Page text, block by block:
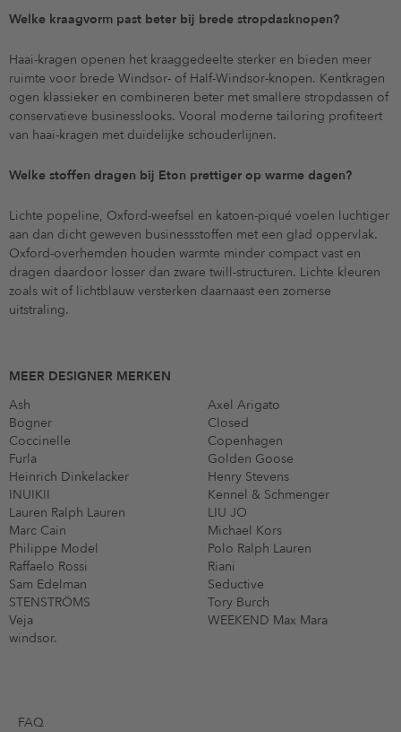
Welke kraagvorm past beter bij brede stropdasknopen?
Haai-kragen openen het kraaggedeelte sterker en bieden meer
ruimte voor brede Windsor- of Half-Windsor-knopen. Kentkragen
ogen klassieker en combineren beter met smallere stropdassen of
conservatieve businesslooks. Vooral moderne tailoring profiteert
van haai-kragen met duidelijke schouderlijnen.
Welke stoffen dragen bij Eton prettiger op warme dagen?
Lichte popeline, Oxford-weefsel en katoen-piqué voelen luchtiger
aan dan dicht geweven businessstoffen met een glad oppervlak.
Oxford-overhemden houden warmte minder compact vast en
dragen daardoor losser dan zware twill-structuren. Lichte kleuren
zoals wit of lichtblauw versterken daarnaast een zomerse
uitstraling.
MEER DESIGNER MERKEN
Ash
Axel Arigato
Bogner
Closed
Coccinelle
Copenhagen
Furla
Golden Goose
Heinrich Dinkelacker
Henry Stevens
INUIKII
Kennel & Schmenger
Lauren Ralph Lauren
LIU JO
Marc Cain
Michael Kors
Philippe Model
Polo Ralph Lauren
Raffaelo Rossi
Riani
Sam Edelman
Seductive
STENSTRÖMS
Tory Burch
Veja
WEEKEND Max Mara
windsor.
FAQ